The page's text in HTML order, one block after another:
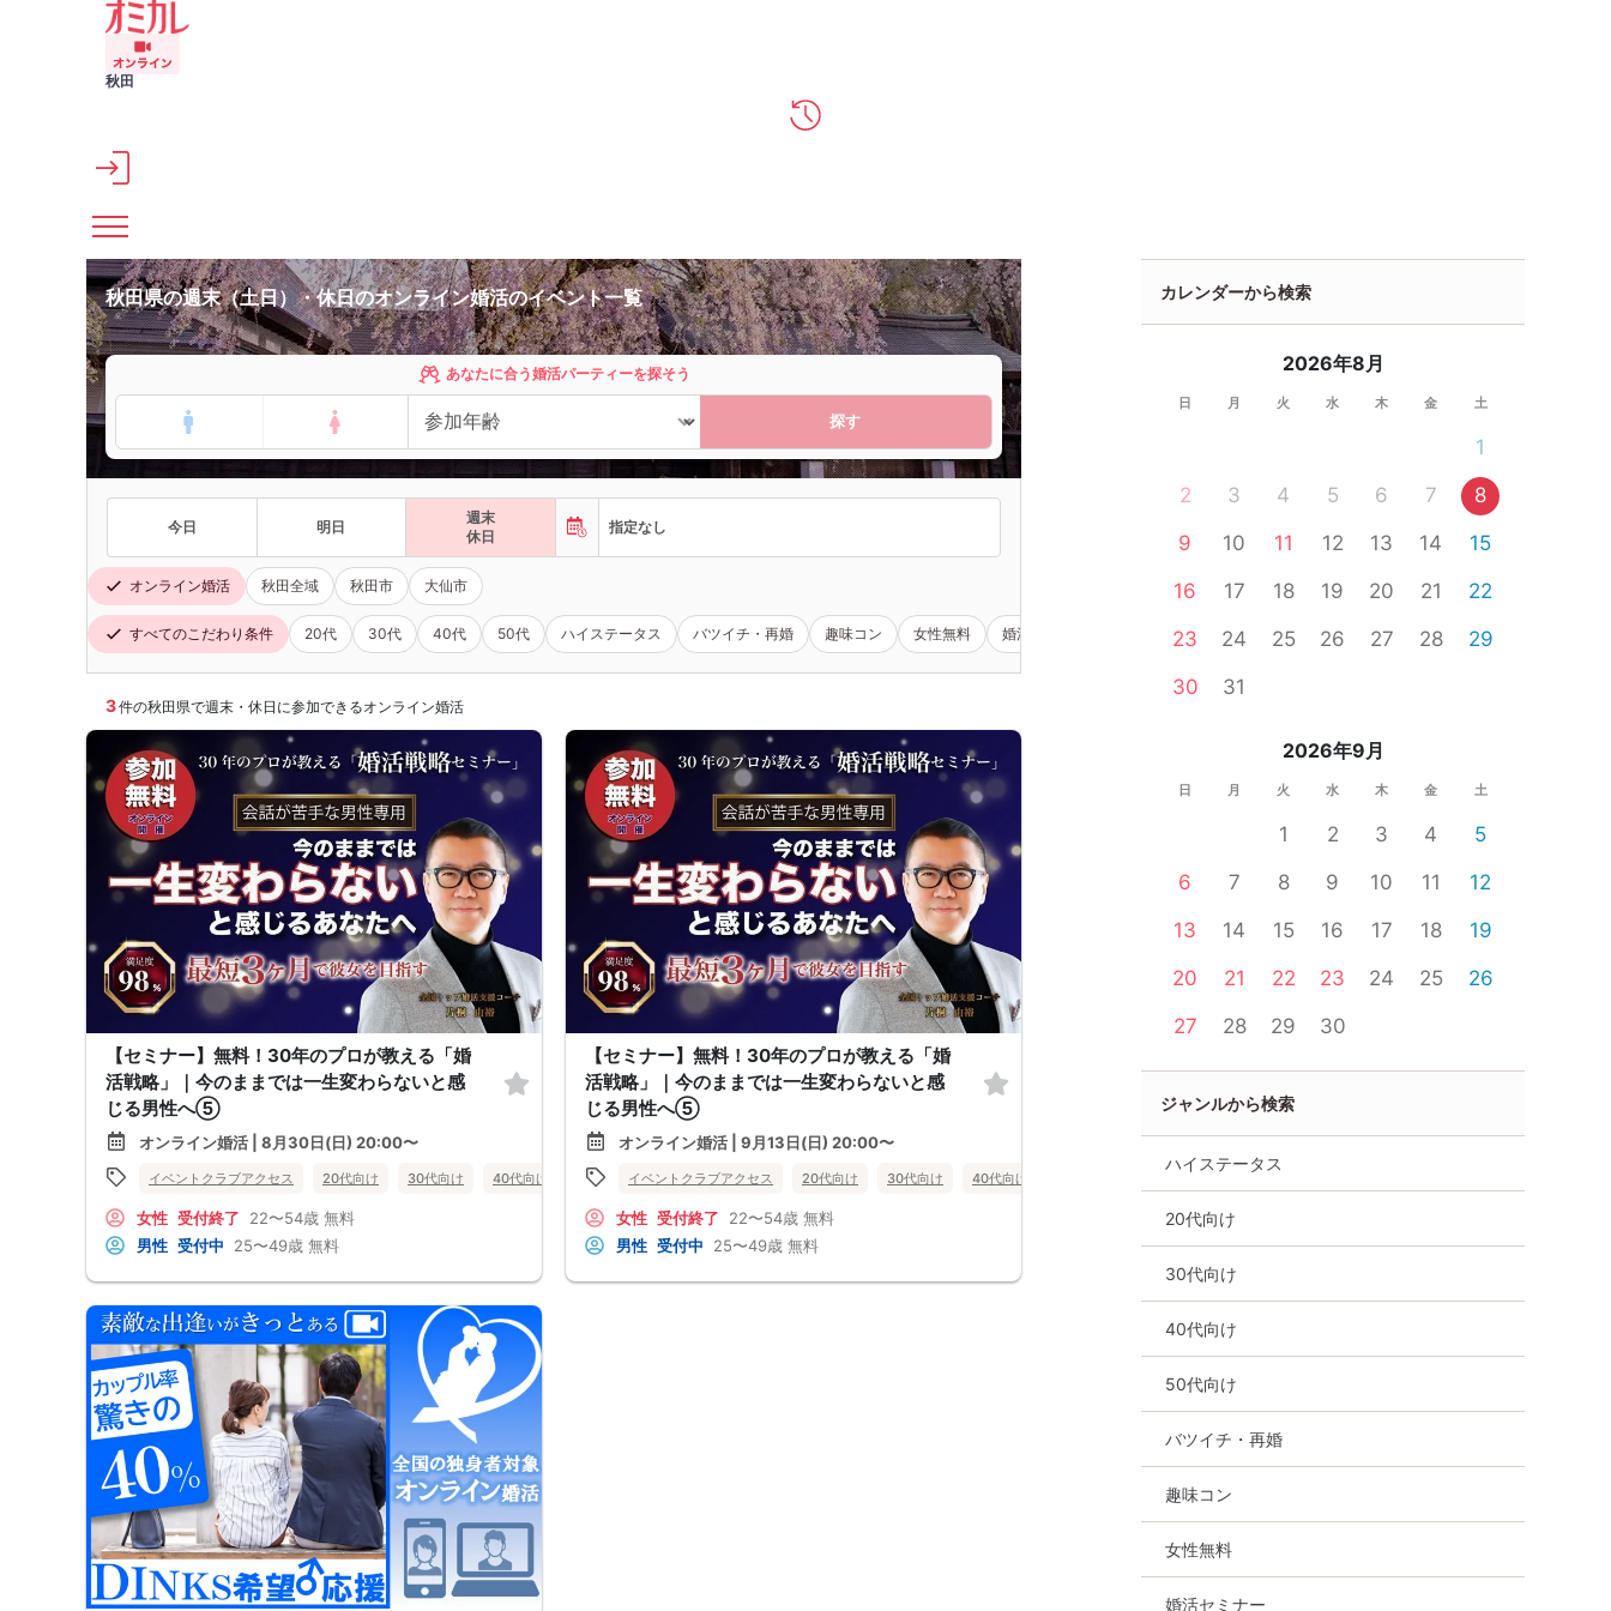
メインコンテンツへスキップ
秋田
秋田県の週末（土日）・休日のオンライン婚活のイベント一覧
あなたに合う婚活パーティーを探そう
探す
今日 明日
週末
休日
指定なし
オンライン婚活 秋田全域 秋田市 大仙市
すべてのこだわり条件 20代 30代 40代 50代 ハイステータス バツイチ・再婚 趣味コン 女性無料 婚活セミナー 一人参加限定 公務員 食事あり 体験コン
3件の秋田県で週末・休日に参加できるオンライン婚活
【セミナー】無料！30年のプロが教える「婚
活戦略」｜今のままでは一生変わらないと感
じる男性へ⑤
オンライン婚活 | 8月30日(日) 20:00〜
イベントクラブアクセス 20代向け 30代向け 40代向け 女性無料 オンライン婚活 婚活セミナー 秋田県
女性 受付終了 22〜54歳 無料
男性 受付中 25〜49歳 無料
【セミナー】無料！30年のプロが教える「婚
活戦略」｜今のままでは一生変わらないと感
じる男性へ⑤
オンライン婚活 | 9月13日(日) 20:00〜
イベントクラブアクセス 20代向け 30代向け 40代向け
女性 受付終了 22〜54歳 無料
男性 受付中 25〜49歳 無料
カレンダーから検索
2026年8月
日 月 火 水 木 金 土
1
2
3 4 5 6 7
8
9
10 11 12 13 14
15
16
17 18 19 20 21
22
23
24 25 26 27 28
29
30
31
2026年9月
日 月 火 水 木 金 土
1 2 3 4
5
6
7 8 9 10 11
12
13
14 15 16 17 18
19
20
21 22 23 24 25
26
27
28 29 30
ジャンルから検索
ハイステータス
20代向け
30代向け
40代向け
50代向け
バツイチ・再婚
趣味コン
女性無料
婚活セミナー